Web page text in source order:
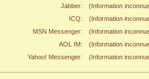
Jabber:
(Information
ICQ:
(Information
MSN Messenger:
(Information
AOL IM:
(Information
Yahoo! Messenger:
(Information